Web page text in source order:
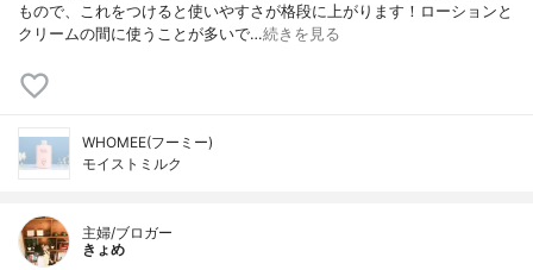
もので、これをつけると使いやすさが格段に上がります！ローションと
クリームの間に使うことが多いで…続きを見る
WHOMEE(フーミー)
モイストミルク
主婦/ブロガー
きょめ